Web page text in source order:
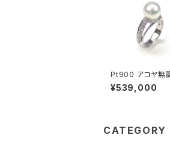
Pt900 アコヤ無
ール ダイヤモンド
グ
¥539,000
CATEGORY